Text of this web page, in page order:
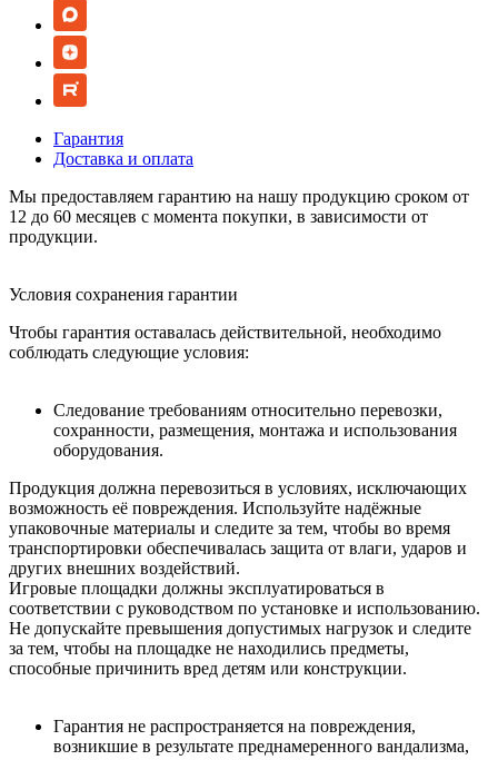
Гарантия
Доставка и оплата
Мы предоставляем гарантию на нашу продукцию сроком от
12 до 60 месяцев с момента покупки, в зависимости от
продукции.
Условия сохранения гарантии
Чтобы гарантия оставалась действительной, необходимо
соблюдать следующие условия:
Следование требованиям относительно перевозки,
сохранности, размещения, монтажа и использования
оборудования.
Продукция должна перевозиться в условиях, исключающих
возможность её повреждения. Используйте надёжные
упаковочные материалы и следите за тем, чтобы во время
транспортировки обеспечивалась защита от влаги, ударов и
других внешних воздействий.
Игровые площадки должны эксплуатироваться в
соответствии с руководством по установке и использованию.
Не допускайте превышения допустимых нагрузок и следите
за тем, чтобы на площадке не находились предметы,
способные причинить вред детям или конструкции.
Гарантия не распространяется на повреждения,
возникшие в результате преднамеренного вандализма,